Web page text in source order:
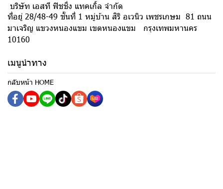
บริษัท เอสที ฟิชชิ่ง แทคเกิ้ล จำกัด
ที่อยู่ 28/48-49 ชั้นที่ 1 หมู่บ้าน สิริ อเวนิว เพชรเกษม 81 ถนน
มาเจริญ แขวงหนองแขม เขตหนองแขม กรุงเทพมหานคร
10160
เมนูนำทาง
กลับหน้า HOME